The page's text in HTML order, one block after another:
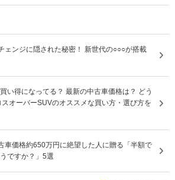
ェンジに隠された秘密！ 新世代の○○○が搭載
い得になってる？ 最新の中古車価格は？ どう
オーバーSUVのオススメな買い方・選び方を
車価格約650万円に絶望した人に贈る「半額で
ですか？」5選